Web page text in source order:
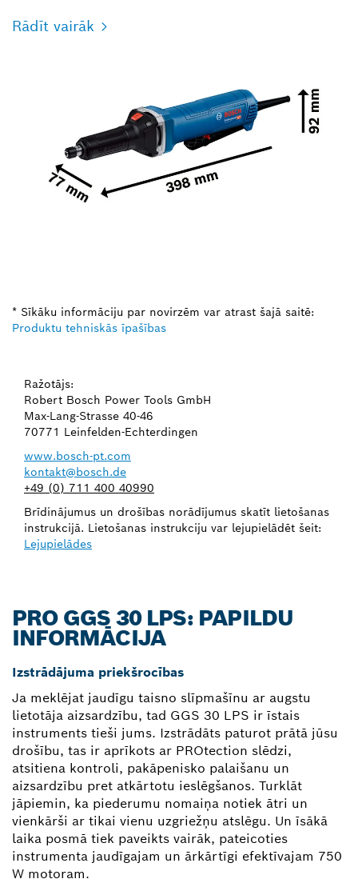
Rādīt vairāk
* Sīkāku informāciju par novirzēm var atrast šajā saitē:
Produktu tehniskās īpašības
Ražotājs:
Robert Bosch Power Tools GmbH
Max-Lang-Strasse 40-46
70771 Leinfelden-Echterdingen
www.bosch-pt.com
kontakt@bosch.de
+49 (0) 711 400 40990
Brīdinājumus un drošības norādījumus skatīt lietošanas
instrukcijā. Lietošanas instrukciju var lejupielādēt šeit:
Lejupielādes
PRO GGS 30 LPS: PAPILDU
INFORMĀCIJA
Izstrādājuma priekšrocības
Ja meklējat jaudīgu taisno slīpmašīnu ar augstu
lietotāja aizsardzību, tad GGS 30 LPS ir īstais
instruments tieši jums. Izstrādāts paturot prātā jūsu
drošību, tas ir aprīkots ar PROtection slēdzi,
atsitiena kontroli, pakāpenisko palaišanu un
aizsardzību pret atkārtotu ieslēgšanos. Turklāt
jāpiemin, ka piederumu nomaiņa notiek ātri un
vienkārši ar tikai vienu uzgriežņu atslēgu. Un īsākā
laika posmā tiek paveikts vairāk, pateicoties
instrumenta jaudīgajam un ārkārtīgi efektīvajam 750
W motoram.